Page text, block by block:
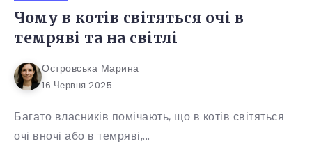
Чому в котів світяться очі в
темряві та на світлі
Островська Марина
16 Червня 2025
Багато власників помічають, що в котів світяться
очі вночі або в темряві,...